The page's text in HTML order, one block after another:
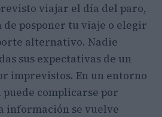
viajar el día del paro,
posponer tu viaje o elegir
alternativo. Nadie
sus expectativas de un
imprevistos. En un entorno
complicarse por
información se vuelve